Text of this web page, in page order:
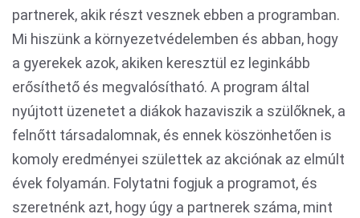
partnerek, akik részt vesznek ebben a programban.
Mi hiszünk a környezetvédelemben és abban, hogy
a gyerekek azok, akiken keresztül ez leginkább
erősíthető és megvalósítható. A program által
nyújtott üzenetet a diákok hazaviszik a szülőknek, a
felnőtt társadalomnak, és ennek köszönhetően is
komoly eredményei születtek az akciónak az elmúlt
évek folyamán. Folytatni fogjuk a programot, és
szeretnénk azt, hogy úgy a partnerek száma, mint